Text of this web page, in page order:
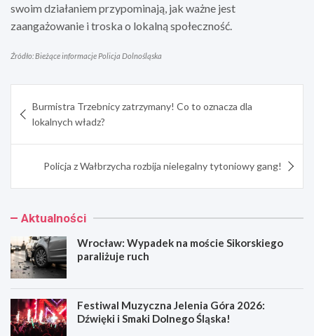
swoim działaniem przypominają, jak ważne jest
zaangażowanie i troska o lokalną społeczność.
Źródło: Bieżące informacje Policja Dolnośląska
wpisu
Burmistra Trzebnicy zatrzymany! Co to oznacza dla
lokalnych władz?
Policja z Wałbrzycha rozbija nielegalny tytoniowy gang!
Aktualności
Wrocław: Wypadek na moście Sikorskiego
paraliżuje ruch
Festiwal Muzyczna Jelenia Góra 2026:
Dźwięki i Smaki Dolnego Śląska!